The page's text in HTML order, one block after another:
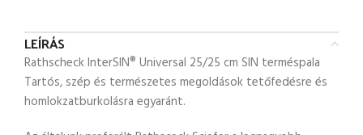
LEÍRÁS
Rathscheck InterSIN® Universal 25/25 cm SIN terméspala
Tartós, szép és természetes megoldások tetőfedésre és
homlokzatburkolásra egyaránt.